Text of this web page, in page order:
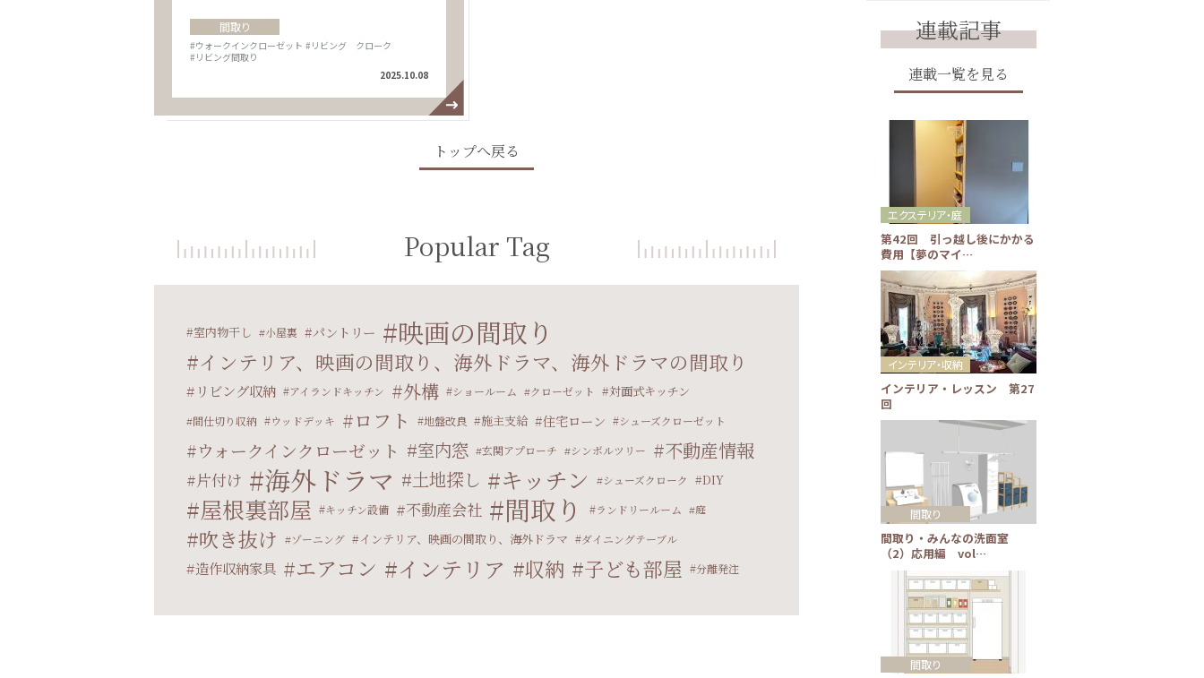
間取り
#ウォークインクローゼット #リビング クローク
#リビング間取り
2025.10.08
トップへ戻る
Popular Tag
室内物干し 小屋裏 パントリー 映画の間取り
インテリア、映画の間取り、海外ドラマ、海外ドラマの間取り
リビング収納 アイランドキッチン 外構 ショールーム クローゼット 対面式キッチン
間仕切り収納 ウッドデッキ ロフト 地盤改良 施主支給 住宅ローン シューズクローゼット
ウォークインクローゼット 室内窓 玄関アプローチ シンボルツリー 不動産情報
片付け 海外ドラマ 土地探し キッチン シューズクローク DIY
屋根裏部屋 キッチン設備 不動産会社 間取り ランドリールーム 庭
吹き抜け ゾーニング インテリア、映画の間取り、海外ドラマ ダイニングテーブル
造作収納家具 エアコン インテリア 収納 子ども部屋 分離発注
連載記事
連載一覧を見る
第42回 引っ越し後にかかる
費用【夢のマイ…
エクステリア・庭
インテリア・レッスン 第27
回
インテリア・収納
間取り・みんなの洗面室
（2）応用編 vol…
間取り
間取り